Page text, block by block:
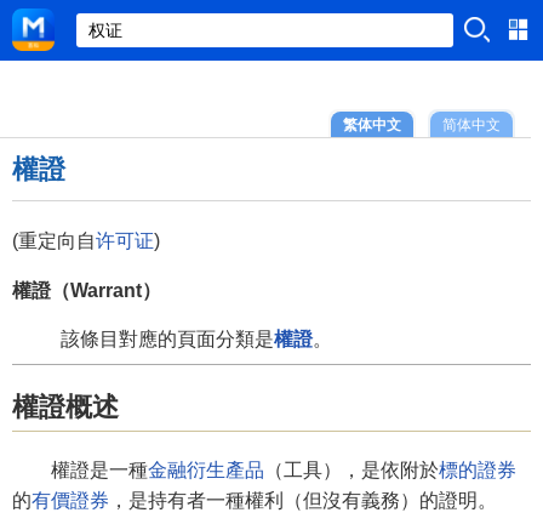
简体中文
繁体中文
權證
(重定向自许可证)
權證（Warrant）
該條目對應的頁面分類是權證。
權證概述
權證是一種金融衍生產品 （工具），是依附於標的證券
的有價證券 ，是持有者一種權利（但沒有義務）的證明。